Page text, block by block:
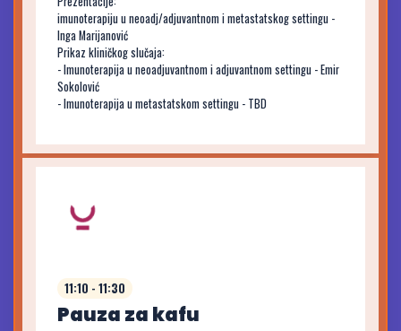
imunoterapiju u neoadj/adjuvantnom i metastatskog settingu -
Inga Marijanović
Prikaz kliničkog slučaja:
- Imunoterapija u neoadjuvantnom i adjuvantnom settingu - Emir
Sokolović
- Imunoterapija u metastatskom settingu - TBD
11:10 - 11:30
Pauza za kafu